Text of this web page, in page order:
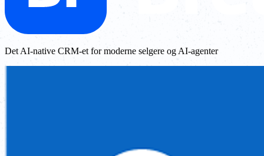
Det AI-native CRM-et for moderne selgere og AI-agenter